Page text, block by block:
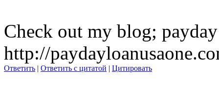
Check out my blog;
http://
Ответить | Ответить с цитатой | Цитировать